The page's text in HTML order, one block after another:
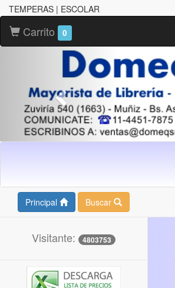
TEMPERAS | ESCOLAR
Carrito 0
Principal Buscar
Visitante: 4803753